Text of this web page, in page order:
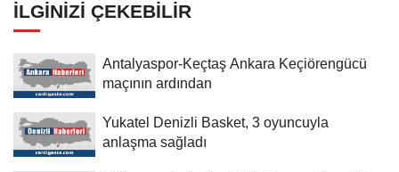
İLGINIZI ÇEKEBILIR
Antalyaspor-Keçtaş Ankara Keçiörengücü
maçının ardından
Yukatel Denizli Basket, 3 oyuncuyla
anlaşma sağladı